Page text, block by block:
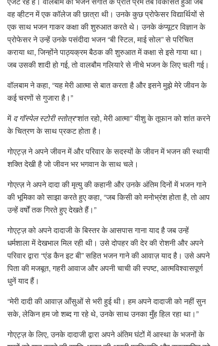
वह व्हीटन में एक कॉलेज की छात्रा थी। उनके कुछ प्रोफेसर विद्यार्थियों से
एक साथ भजन गाकर कक्षा की शुरुआत करते थे। उनके कंप्यूटर विज्ञान के
प्रोफेसर ने उन्हें उनके पसंदीदा भजन “बी स्टिल, माई सोल” से परिचित
कराया था, जिन्होंने पाठ्यक्रम बैठक की शुरुआत में कक्षा से इसे गाया था।
जब उसकी शादी हो गई, तो वालबौम गलियारे से नीचे भजन के लिए चली गई।
वॉलबाम ने कहा, “यह मेरी आत्मा से बात करता है और इसने मुझे मेरे जीवन के
कई चरणों से गुजारा है।”
मेंद गॉस्पेल स्टोरी स्तोत्र“शांत रहो, मेरी आत्मा” यीशु के तूफान को शांत करने
के चित्रण के साथ प्रकट होता है।
गोएट्ज़ ने अपने जीवन में और परिवार के सदस्यों के जीवन में भजन की स्थायी
शक्ति देखी है जो जीवन भर भगवान के साथ चले।
गोएत्ज़ ने अपने दादा की मृत्यु की कहानी और उनके अंतिम दिनों में भजन गाने
की भूमिका को साझा करते हुए कहा, “जब किसी को मनोभ्रंश होता है, तो आप
उन्हें वर्षों तक गिरते हुए देखते हैं।”
गोएट्ज़ को अपने दादाजी के बिस्तर के आसपास गाना याद है जब उन्हें
धर्मशाला में देखभाल मिल रही थी। उसे दोपहर की देर की रोशनी और अपने
परिवार द्वारा “एंड कैन इट बी” सहित भजन गाने की आवाज़ याद है। उसे अपने
पिता की मजबूत, गहरी आवाज और अपनी चाची की स्पष्ट, आत्मविश्वासपूर्ण
धुनें याद हैं।
“मेरी दादी की आवाज़ आँसुओं से भरी हुई थी। हम अपने दादाजी को नहीं सुन
सके, लेकिन हम जो शब्द गा रहे थे, उनके साथ उनका मुँह हिल रहा था।”
गोएट्ज़ के लिए, उनके दादाजी द्वारा अपने अंतिम घंटों में आस्था के भजनों के